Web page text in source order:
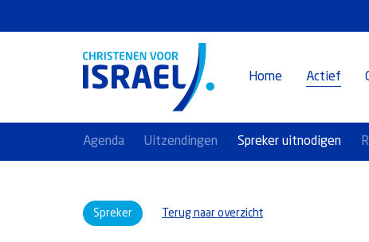
Home Actief
Agenda Uitzendingen Spreker uitnodigen
Spreker Terug naar overzicht